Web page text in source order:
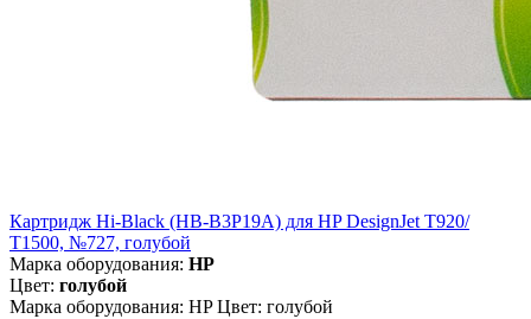
Картридж Hi-Black (HB-B3P19A) для HP DesignJet T920/
T1500, №727, голубой
Марка оборудования: HP
Цвет: голубой
Марка оборудования: HP Цвет: голубой